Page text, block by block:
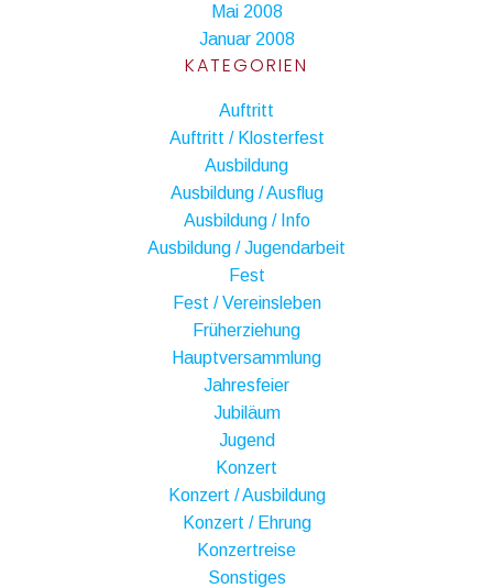
Mai 2008
Januar 2008
KATEGORIEN
Auftritt
Auftritt / Klosterfest
Ausbildung
Ausbildung / Ausflug
Ausbildung / Info
Ausbildung / Jugendarbeit
Fest
Fest / Vereinsleben
Früherziehung
Hauptversammlung
Jahresfeier
Jubiläum
Jugend
Konzert
Konzert / Ausbildung
Konzert / Ehrung
Konzertreise
Sonstiges